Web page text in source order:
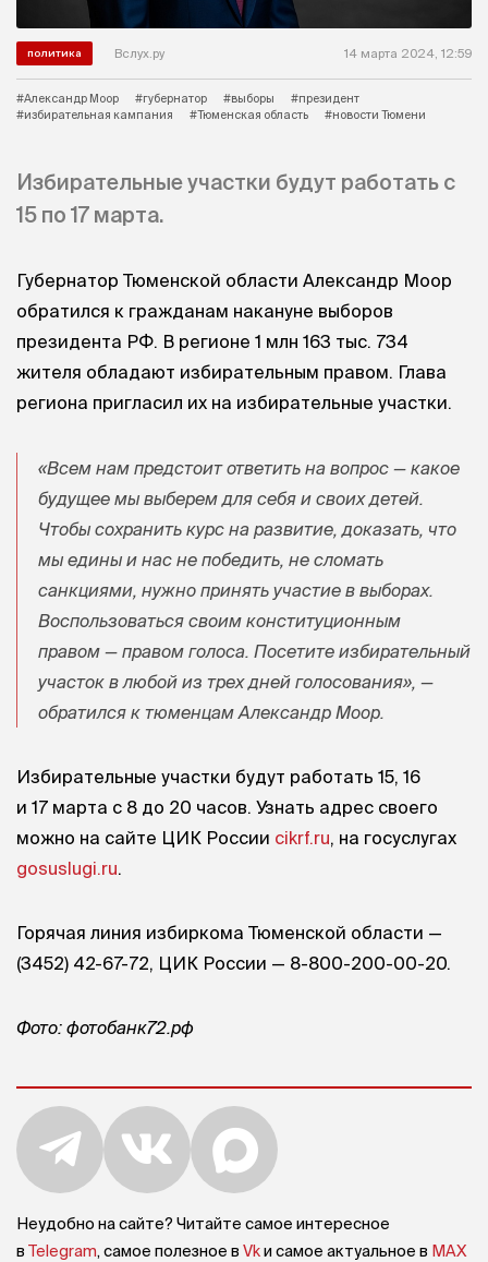
политика Вслух.ру 14 марта 2024, 12:59
#Александр Моор #губернатор #выборы
#президент
#избирательная кампания
#Тюменская область #новости Тюмени
Избирательные участки будут работать с
15 по 17 марта.
Губернатор Тюменской области Александр Моор
обратился к гражданам накануне выборов
президента РФ. В регионе 1 млн 163 тыс. 734
жителя обладают избирательным правом. Глава
региона пригласил их на избирательные участки.
«Всем нам предстоит ответить на вопрос — какое
будущее мы выберем для себя и своих детей.
Чтобы сохранить курс на развитие, доказать, что
мы едины и нас не победить, не сломать
санкциями, нужно принять участие в выборах.
Воспользоваться своим конституционным
правом — правом голоса. Посетите избирательный
участок в любой из трех дней голосования», —
обратился к тюменцам Александр Моор.
Избирательные участки будут работать 15, 16
и 17 марта с 8 до 20 часов. Узнать адрес своего
можно на сайте ЦИК России cikrf.ru, на госуслугах
gosuslugi.ru.
Горячая линия избиркома Тюменской области —
(3452) 42-67-72, ЦИК России — 8-800-200-00-20.
Фото: фотобанк72.рф
Неудобно на сайте? Читайте самое интересное
в Telegram, самое полезное в Vkи самое актуальное в MAX